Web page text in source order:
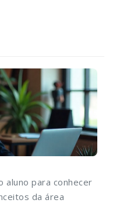
aluno para conhecer
da área